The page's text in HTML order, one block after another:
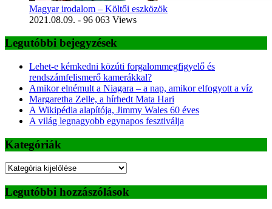
Magyar irodalom – Költői eszközök
2021.08.09. - 96 063 Views
Legutóbbi bejegyzések
Lehet-e kémkedni közúti forgalommegfigyelő és
rendszámfelismerő kamerákkal?
Amikor elnémult a Niagara – a nap, amikor elfogyott a víz
Margaretha Zelle, a hírhedt Mata Hari
A Wikipédia alapítója, Jimmy Wales 60 éves
A világ legnagyobb egynapos fesztiválja
Kategóriák
Kategóriák
Legutóbbi hozzászólások